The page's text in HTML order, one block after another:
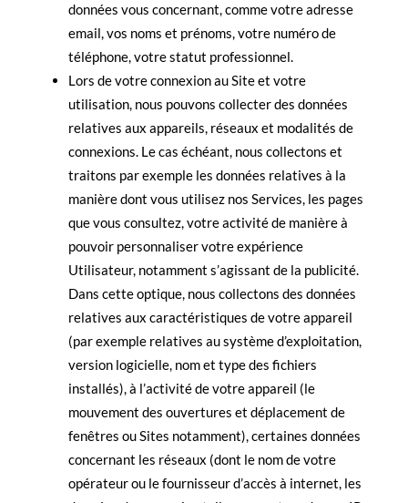
données vous concernant, comme votre adresse
email, vos noms et prénoms, votre numéro de
téléphone, votre statut professionnel.
Lors de votre connexion auSiteet votre
utilisation, nous pouvons collecter des données
relatives aux appareils, réseaux et modalités de
connexions. Le cas échéant, nous collectons et
traitons par exemple les données relatives à la
manière dont vous utilisez nos Services, les pages
que vous consultez, votre activité de manière à
pouvoir personnaliser votre expérience
Utilisateur, notamment s’agissant de la publicité.
Dans cette optique, nous collectons des données
relatives aux caractéristiques de votre appareil
(par exemple relatives au système d’exploitation,
version logicielle, nom et type des fichiers
installés), à l’activité de votre appareil (le
mouvement des ouvertures et déplacement de
fenêtres ouSites notamment), certaines données
concernant les réseaux (dont le nom de votre
opérateur ou le fournisseur d’accès à internet, les